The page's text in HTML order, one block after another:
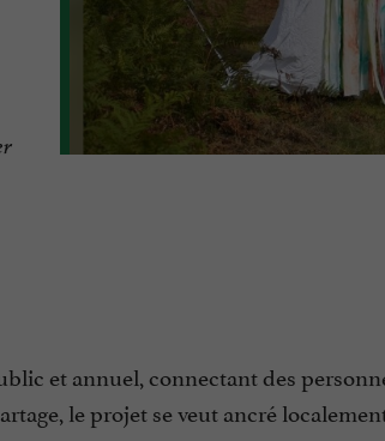
et annuel, connectant des
le projet se veut ancré